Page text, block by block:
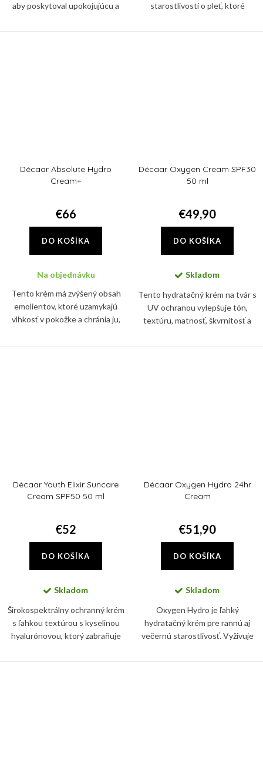
aby poskytoval upokojujúcu a
starostlivosti o pleť, ktoré
Décaar Absolute Hydro
Cream+
€66
DO KOŠÍKA
Na objednávku
Tento krém má zvýšený obsah
emolientov, ktoré uzamykajú
vlhkosť v pokožke a chránia ju,
Décaar Oxygen Cream SPF30
50 ml
€49,90
DO KOŠÍKA
Skladom
Tento hydratačný krém na tvár s
UV ochranou vylepšuje tón,
textúru, matnosť, škvrnitosť a
Décaar Youth Elixir Suncare
Cream SPF50 50 ml
€52
DO KOŠÍKA
Skladom
Širokospektrálny ochranný krém
s ľahkou textúrou s kyselinou
hyalurónovou, ktorý zabraňuje
Décaar Oxygen Hydro 24hr
Cream
€51,90
DO KOŠÍKA
Skladom
Oxygen Hydro je ľahký
hydratačný krém pre rannú aj
večernú starostlivosť. Vyživuje